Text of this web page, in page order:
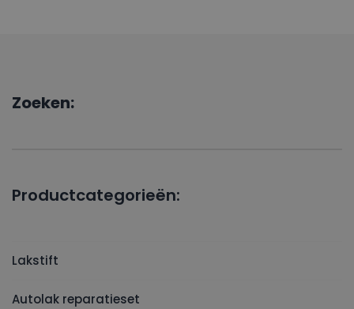
Zoeken:
Productcategorieën:
Lakstift
Autolak reparatieset